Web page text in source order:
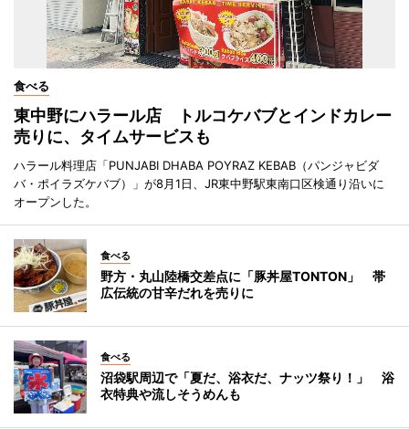
食べる
東中野にハラール店 トルコケバブとインドカレー
売りに、タイムサービスも
ハラール料理店「PUNJABI DHABA POYRAZ KEBAB（パンジャビダ
バ・ポイラズケバブ）」が8月1日、JR東中野駅東南口区検通り沿いに
オープンした。
食べる
野方・丸山陸橋交差点に「豚丼屋TONTON」 帯
広伝統の甘辛だれを売りに
食べる
沼袋駅周辺で「夏だ、浴衣だ、ナッツ祭り！」 浴
衣特典や流しそうめんも